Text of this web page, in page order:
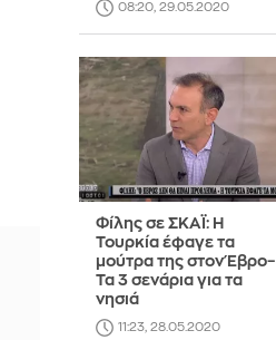
08:20, 29.05.2020
Φίλης σε ΣΚΑΪ: Η
Τουρκία έφαγε τα
μούτρα της στον Έβρο–
Τα 3 σενάρια για τα
νησιά
11:23, 28.05.2020